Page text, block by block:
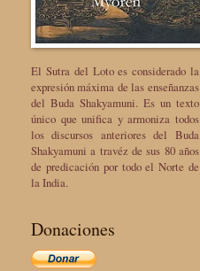
El Sutra del Loto es considerado la
expresión máxima de las enseñanzas
del Buda Shakyamuni. Es un texto
único que unifica y armoniza todos
los discursos anteriores del Buda
Shakyamuni a travéz de sus 80 años
de predicación por todo el Norte de
la India.
Donaciones